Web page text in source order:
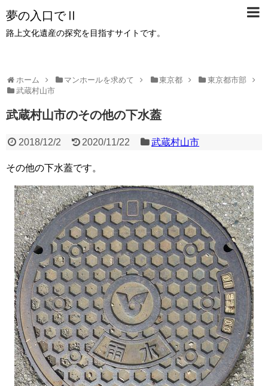
夢の入口でⅡ
路上文化遺産の探究を目指すサイトです。
ホーム マンホールを求めて 東京都
東京都市部
武蔵村山市
武蔵村山市のその他の下水蓋
2018/12/2 2020/11/22 武蔵村山市
その他の下水蓋です。